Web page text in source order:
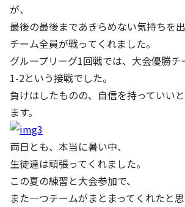
が、
最後の最後まであきらめない気持ちを出
チーム全員が戦ってくれました。
グループリーグ1回戦では、大会優勝チ
1-2という接戦でした。
負けはしたものの、自信を持っていい
ます。
両日とも、本当に暑い中、
生徒達は頑張ってくれました。
この夏の練習と大会参加で、
また一つチームがまとまってくれたと思